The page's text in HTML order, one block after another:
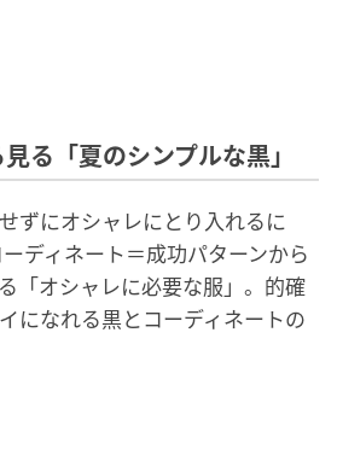
る「夏のシンプルな黒」
ずにオシャレにとり入れるに
ディネート＝成功パターンから
「オシャレに必要な服」。的確
になれる黒とコーディネートの